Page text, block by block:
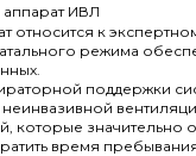
аппарат ИВЛ
относится к
режима
поддержки
которые значительно
время